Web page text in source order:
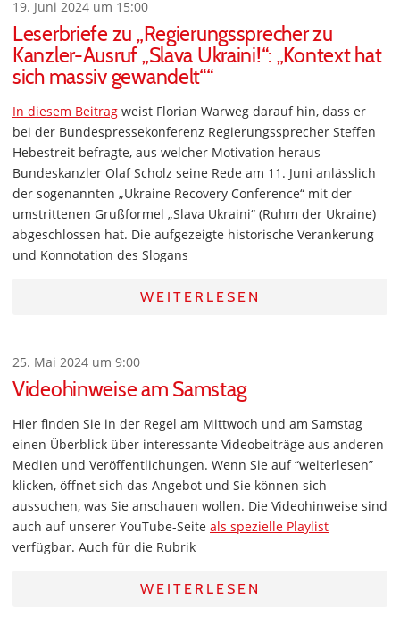
19. Juni 2024 um 15:00
Leserbriefe zu „Regierungssprecher zu
Kanzler-Ausruf „Slava Ukraini!“: „Kontext hat
sich massiv gewandelt““
In diesem Beitrag weist Florian Warweg darauf hin, dass er
bei der Bundespressekonferenz Regierungssprecher Steffen
Hebestreit befragte, aus welcher Motivation heraus
Bundeskanzler Olaf Scholz seine Rede am 11. Juni anlässlich
der sogenannten „Ukraine Recovery Conference“ mit der
umstrittenen Grußformel „Slava Ukraini“ (Ruhm der Ukraine)
abgeschlossen hat. Die aufgezeigte historische Verankerung
und Konnotation des Slogans
WEITERLESEN
25. Mai 2024 um 9:00
Videohinweise am Samstag
Hier finden Sie in der Regel am Mittwoch und am Samstag
einen Überblick über interessante Videobeiträge aus anderen
Medien und Veröffentlichungen. Wenn Sie auf “weiterlesen”
klicken, öffnet sich das Angebot und Sie können sich
aussuchen, was Sie anschauen wollen. Die Videohinweise sind
auch auf unserer YouTube-Seite als spezielle Playlist
verfügbar. Auch für die Rubrik
WEITERLESEN